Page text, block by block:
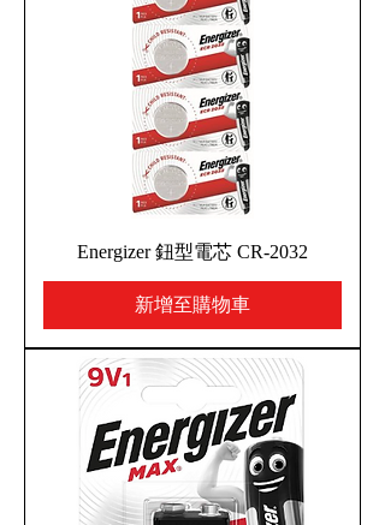
Energizer 鈕型電芯 CR-2032
新增至購物車